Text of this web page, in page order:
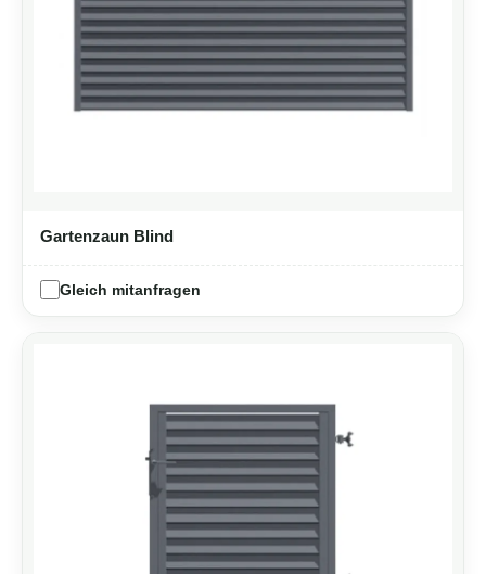
Gartenzaun Blind
Gleich mitanfragen